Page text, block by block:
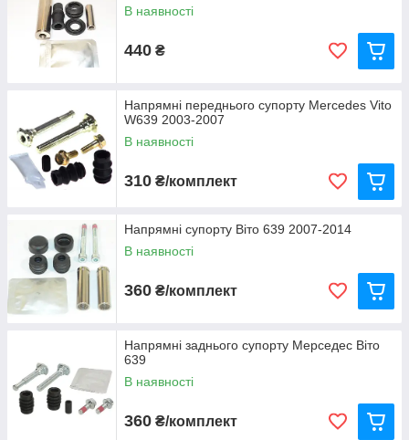
В наявності
440 ₴
Напрямні переднього супорту Mercedes Vito
W639 2003-2007
В наявності
310 ₴/комплект
Напрямні супорту Віто 639 2007-2014
В наявності
360 ₴/комплект
Напрямні заднього супорту Мерседес Віто
639
В наявності
360 ₴/комплект